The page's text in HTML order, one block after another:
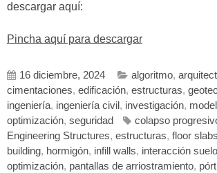
descargar aquí:
Pincha aquí para descargar
16 diciembre, 2024 algoritmo,
cimentaciones, edificación, estructuras,
ingeniería, ingeniería civil , investigación,
optimización, seguridad colapso
Engineering Structures, estructuras, floor slabs
building, hormigón, infill walls, interacción
optimización, pantallas de arriostramiento,